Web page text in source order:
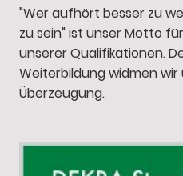
"Wer aufhört besser zu
zu sein" ist unser Motto
unserer Qualifikationen.
Weiterbildung widmen wir
Überzeugung.